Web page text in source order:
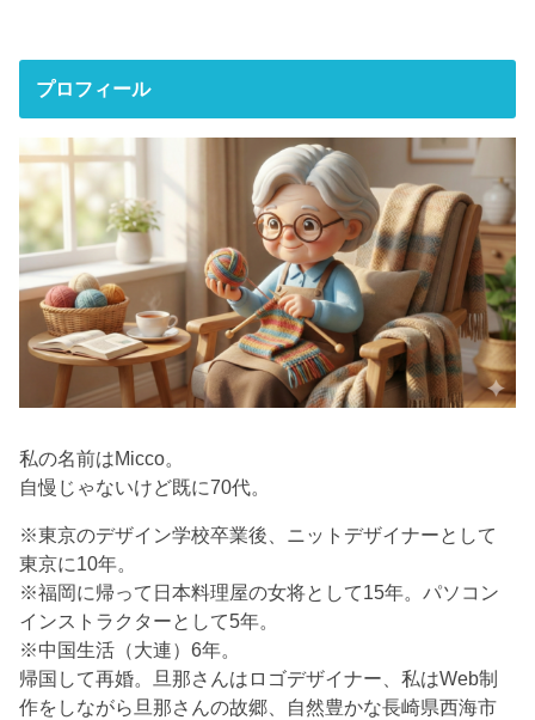
プロフィール
私の名前はMicco。
自慢じゃないけど既に70代。
※東京のデザイン学校卒業後、ニットデザイナーとして
東京に10年。
※福岡に帰って日本料理屋の女将として15年。パソコン
インストラクターとして5年。
※中国生活（大連）6年。
帰国して再婚。旦那さんはロゴデザイナー、私はWeb制
作をしながら旦那さんの故郷、自然豊かな長崎県西海市